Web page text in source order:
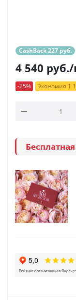
CashBack 227 руб.
4 540 руб./
-25% Экономия 1